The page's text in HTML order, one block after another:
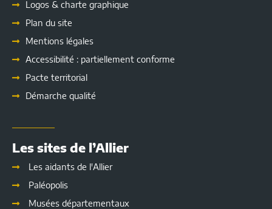
Logos & charte graphique
Plan du site
Mentions légales
Accessibilité : partiellement conforme
Pacte territorial
Démarche qualité
Les sites de l’Allier
Les aidants de l'Allier
Paléopolis
Musées départementaux